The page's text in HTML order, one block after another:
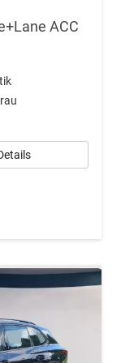
ACC